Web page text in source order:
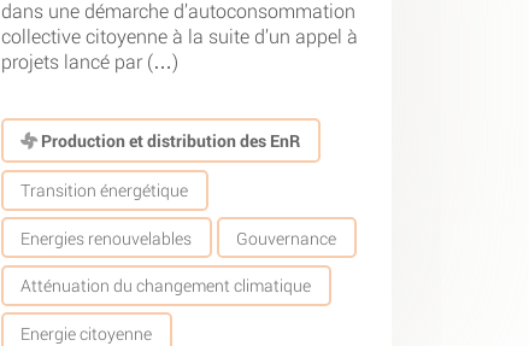
dans une démarche d’autoconsommation
collective citoyenne à la suite d’un appel à
projets lancé par (…)
Production et distribution des EnR
Transition énergétique
Energies renouvelables Gouvernance
Atténuation du changement climatique
Energie citoyenne